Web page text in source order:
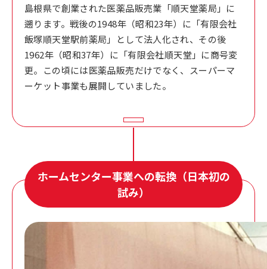
島根県で創業された医薬品販売業「順天堂薬局」に
遡ります。戦後の1948年（昭和23年）に「有限会社
飯塚順天堂駅前薬局」として法人化され、その後
1962年（昭和37年）に「有限会社順天堂」に商号変
更。この頃には医薬品販売だけでなく、スーパーマ
ーケット事業も展開していました。
ホームセンター事業への転換（日本初の
試み）